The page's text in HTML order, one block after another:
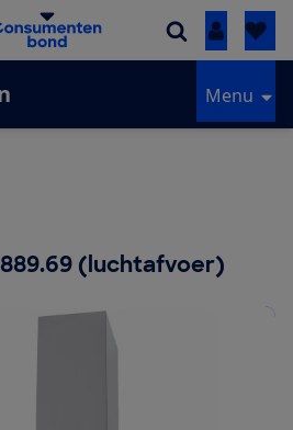
Inloggen
Menu
(luchtafvoer)